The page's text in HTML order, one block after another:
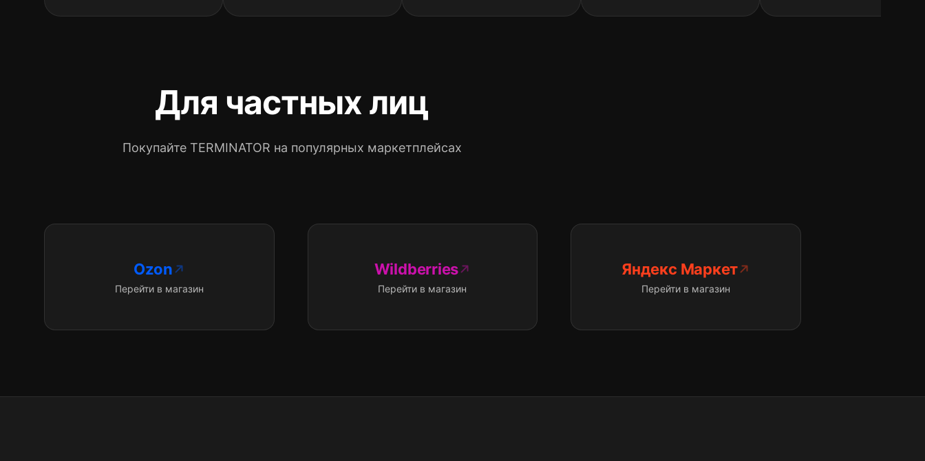
Для частных лиц
Покупайте TERMINATOR на популярных маркетплейсах
Ozon
Перейти в магазин
Wildberries
Перейти в магазин
Яндекс Маркет
Перейти в магазин